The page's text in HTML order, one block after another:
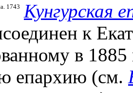
1743 Кунгурская
к
в
епархию (см.